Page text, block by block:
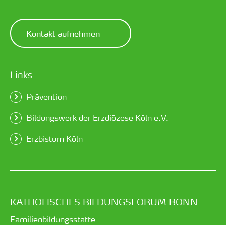
Kontakt aufnehmen
Links
Prävention
Bildungswerk der Erzdiözese Köln e.V.
Erzbistum Köln
KATHOLISCHES BILDUNGSFORUM BONN
Familienbildungsstätte